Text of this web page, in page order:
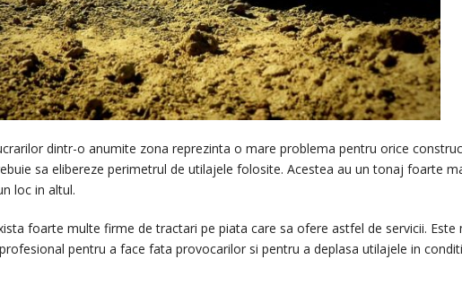
dintr-o anumite zona reprezinta o mare problema pentru orice
sa elibereze perimetrul de utilajele folosite. Acestea au un tonaj foarte
loc in altul.
foarte multe firme de tractari pe piata care sa ofere astfel de servicii. Este
pentru a face fata provocarilor si pentru a deplasa utilajele in